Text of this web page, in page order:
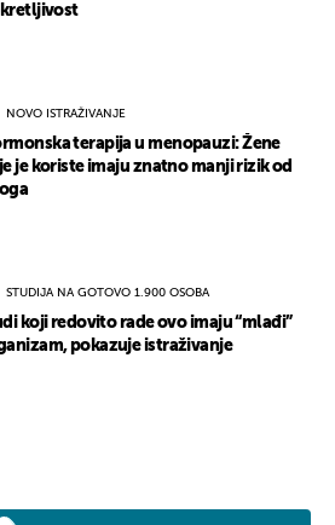
NOVO ISTRAŽIVANJE
terapija u menopauzi: Žene
je koriste imaju znatno manji rizik od
STUDIJA NA GOTOVO 1.900 OSOBA
koji redovito rade ovo imaju “mlađi”
pokazuje istraživanje